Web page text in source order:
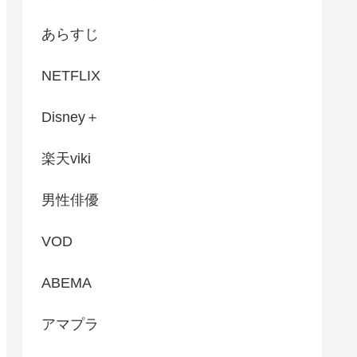
あらすじ
NETFLIX
Disney＋
楽天viki
男性俳優
VOD
ABEMA
アマプラ